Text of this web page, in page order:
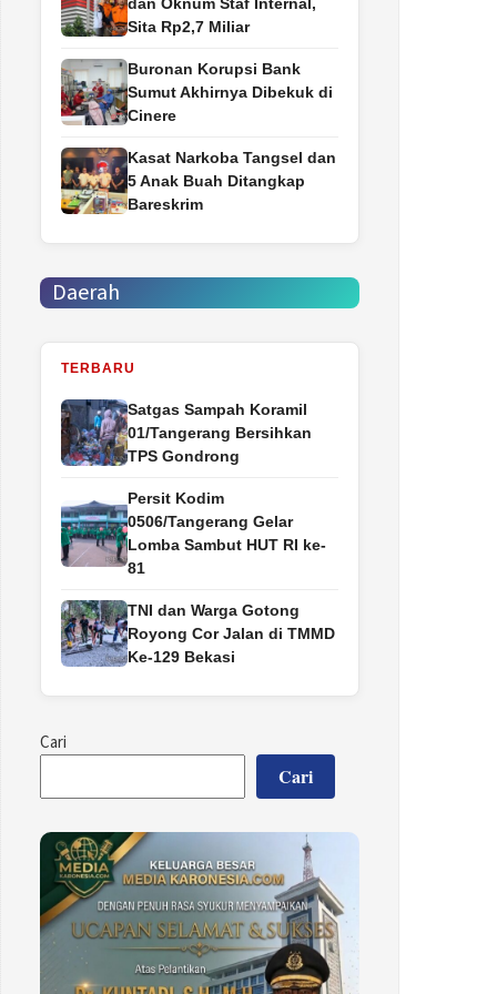
Sita Rp2,7 Miliar
Buronan Korupsi Bank
Sumut Akhirnya Dibekuk di
Cinere
Kasat Narkoba Tangsel dan
5 Anak Buah Ditangkap
Bareskrim
Daerah
TERBARU
Satgas Sampah Koramil
01/Tangerang Bersihkan
TPS Gondrong
Persit Kodim
0506/Tangerang Gelar
Lomba Sambut HUT RI ke-
81
TNI dan Warga Gotong
Royong Cor Jalan di TMMD
Ke-129 Bekasi
Cari
Cari